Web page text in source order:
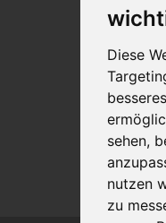
Diese
sehen,
nutzen
zu
Lageplan
Datenschutz
Cookie-